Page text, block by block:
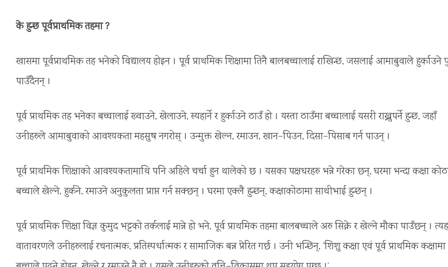
के हुन्छ पूर्वप्राथमिक तहमा ?
खासमा पूर्वप्राथमिक तह भनेको विद्यालय होइन । पूर्व प्राथमिक शिक्षामा तिनै बालबच्चालाई राखिन्छ, जसलाई आमाबुवाले हुर्काउने
पाउँदैनन् ।
पूर्व प्राथमिक तह भनेका बच्चालाई ख्वाउने, खेलाउने, स्यहार्ने र हुर्काउने ठाउँ हो । यस्ता ठाउँमा बच्चालाई यसरी राख्नुपर्ने हुन्छ, जहाँ
उनीहरुले आमाबुवाको आवश्यकता महसुष नगरोस् । उन्मुक्त खेल्न, रमाउन, खान–पिउन, दिसा–पिसाब गर्न पाउन् ।
पूर्व प्राथमिक शिक्षाको आवश्यकतामाथि पनि अहिले चर्चा हुन थालेको छ । यसका पक्षधरहरु भन्ने गरेका छन्, घरमा भन्दा कक्षा
बच्चाले खेल्ने, हुर्कने, रमाउने अनुकुलता प्राप्त गर्न सक्छन् । घरमा एक्लै हुन्छन्, कक्षाकोठामा साथीभाई हुन्छन् ।
पूर्व प्राथमिक शिक्षा विज्ञ कुमुद भट्टको तर्कलाई मान्ने हो भने, पूर्व प्राथमिक तहमा बालबच्चाले अरु सिक्ने र खेल्ने मौका पाउँछन् ।
वातावरणले उनीहरुलाई रचनात्मक, प्रतिस्पर्धात्मक र सामाजिक बन्न प्रेरित गर्छ । उनी भन्छिन्, ‘शिशु कक्षा एवं पूर्व प्राथमिक कक्षामा